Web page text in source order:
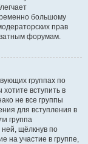
большому
прав
форумам.
группах по
вступить в
не все группы
для вступления в
группа
щёлкнув по
на участие в группе,